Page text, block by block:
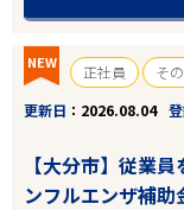
NEW 正社員
そ
更新日
2026.08.04
【大分市】従業
ンフルエンザ補